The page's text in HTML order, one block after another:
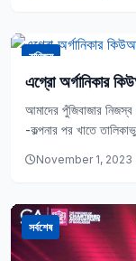
বাণিজ্য
এগ্রো অর্গানিকার
আমাদের পুঁজিবাজার
-কল্পনার পর খাতে
November 1, 2023
সর্বশেষ